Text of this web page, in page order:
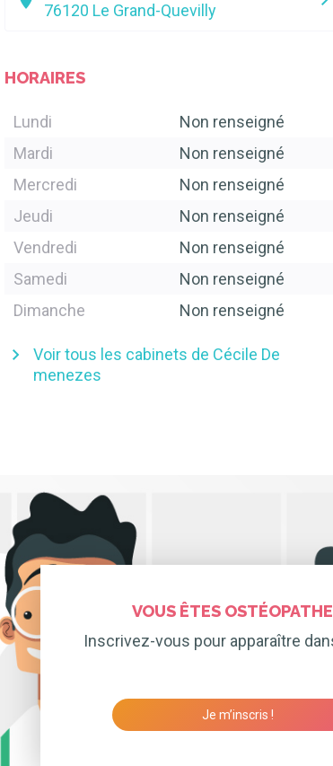
76120 Le Grand-Quevilly
HORAIRES
Lundi
Non renseigné
Mardi
Non renseigné
Mercredi
Non renseigné
Jeudi
Non renseigné
Vendredi
Non renseigné
Samedi
Non renseigné
Dimanche
Non renseigné
Voir tous les cabinets de Cécile De
menezes
VOUS ÊTES
Inscrivez-vous pour apparaître
Je m’inscris !